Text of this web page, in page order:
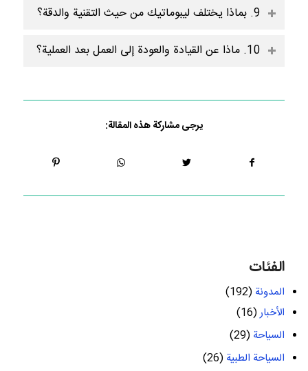
9. بماذا يختلف ليبوماتيك من حيث التقنية والدقة؟
10. ماذا عن القيادة والعودة إلى العمل بعد العملية؟
يرجى مشاركة هذه المقالة:
الفئات
المدونة (192)
الأخبار(16)
السياحة (29)
السياحة الطبية (26)